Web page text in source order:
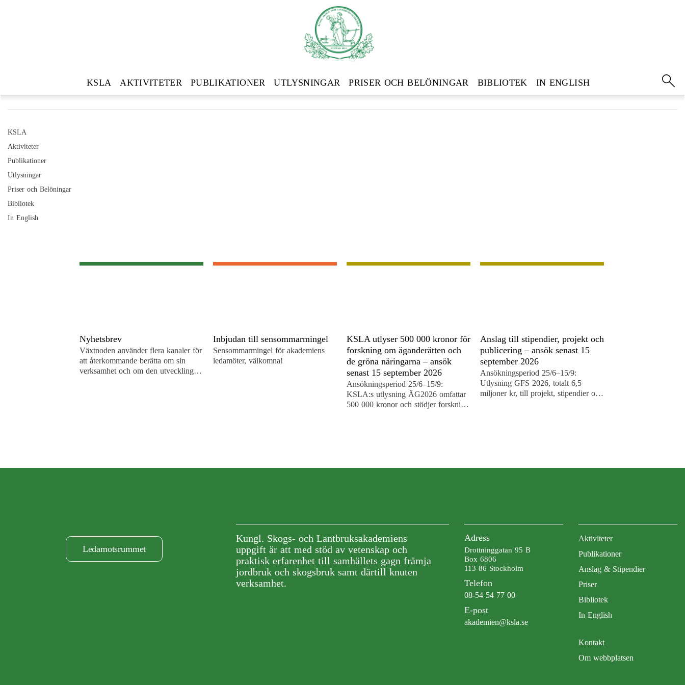
KSLA AKTIVITETER PUBLIKATIONER UTLYSNINGAR PRISER OCH BELÖNINGAR BIBLIOTEK IN ENGLISH
KSLA
Aktiviteter
Publikationer
Utlysningar
Priser och Belöningar
Bibliotek
In English
Nyhetsbrev
Växtnoden använder flera kanaler för
att återkommande berätta om sin
verksamhet och om den utveckling
Inbjudan till sensommarmingel
Sensommarmingel för akademiens
ledamöter, välkomna!
KSLA utlyser 500 000 kronor för
forskning om äganderätten och
de gröna näringarna – ansök
senast 15 september 2026
Ansökningsperiod 25/6–15/9:
KSLA:s utlysning ÄG2026 omfattar
500 000 kronor och stödjer forskning
Anslag till stipendier, projekt och
publicering – ansök senast 15
september 2026
Ansökningsperiod 25/6–15/9:
Utlysning GFS 2026, totalt 6,5
miljoner kr, till projekt, stipendier och
Ledamotsrummet
Kungl. Skogs- och Lantbruksakademiens
uppgift är att med stöd av vetenskap och
praktisk erfarenhet till samhällets gagn främja
jordbruk och skogsbruk samt därtill knuten
verksamhet.
Adress
Drottninggatan 95 B
Box 6806
113 86 Stockholm
Telefon
08-54 54 77 00
E-post
akademien@ksla.se
Aktiviteter
Publikationer
Anslag & Stipendier
Priser
Bibliotek
In English
Kontakt
Om webbplatsen